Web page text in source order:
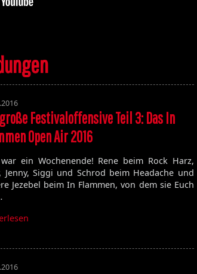
Festivaloffensive Teil 3: Das In
Open Air 2016
ein Wochenende! Rene beim Rock Harz,
Jenny, Siggi und Schrod beim Headache und
Jezebel beim In Flammen, von dem sie Euch
Grand
Volume 131
Volume 129
Volume 128
Volume 127
Volume 125
Satan's Host